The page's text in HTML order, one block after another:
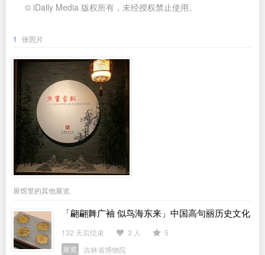
© iDaily Media 版权所有，未经授权禁止使用。
1 张照片
展馆里的其他展览
「翩翩舞广袖 似鸟海东来」中国高句丽历史文化
展
132 天后结束 3 人
5
展览
吉林省博物院